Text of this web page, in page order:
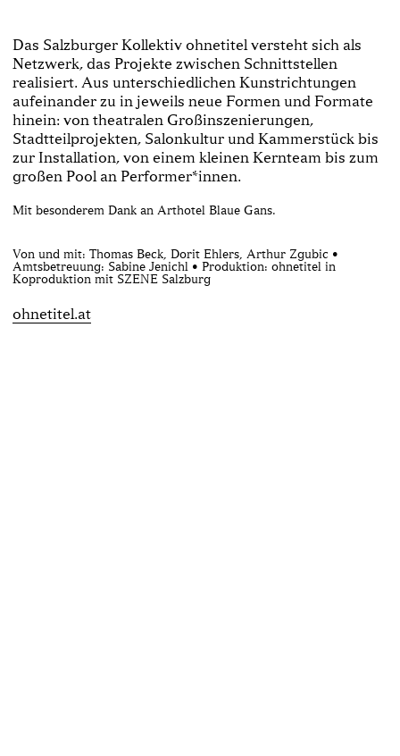
Das Salzburger Kollektiv ohnetitel versteht sich als
Netzwerk, das Projekte zwischen Schnittstellen
realisiert. Aus unterschiedlichen Kunstrichtungen
aufeinander zu in jeweils neue Formen und Formate
hinein: von theatralen Großinszenierungen,
Stadtteilprojekten, Salonkultur und Kammerstück bis
zur Installation, von einem kleinen Kernteam bis zum
großen Pool an Performer*innen.
Mit besonderem Dank an Arthotel Blaue Gans.
Von und mit: Thomas Beck, Dorit Ehlers, Arthur Zgubic •
Amtsbetreuung: Sabine Jenichl • Produktion: ohnetitel in
Koproduktion mit SZENE Salzburg
ohnetitel.at